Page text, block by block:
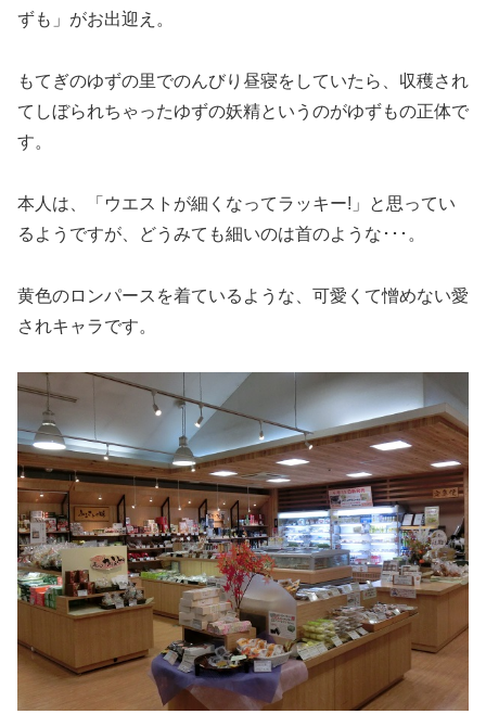
ずも」がお出迎え。
もてぎのゆずの里でのんびり昼寝をしていたら、収穫され
てしぼられちゃったゆずの妖精というのがゆずもの正体で
す。
本人は、「ウエストが細くなってラッキー!」と思ってい
るようですが、どうみても細いのは首のような･･･。
黄色のロンパースを着ているような、可愛くて憎めない愛
されキャラです。